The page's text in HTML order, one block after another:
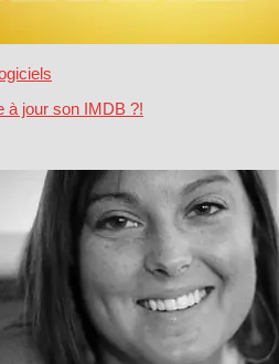
à jour son IMDB ?!